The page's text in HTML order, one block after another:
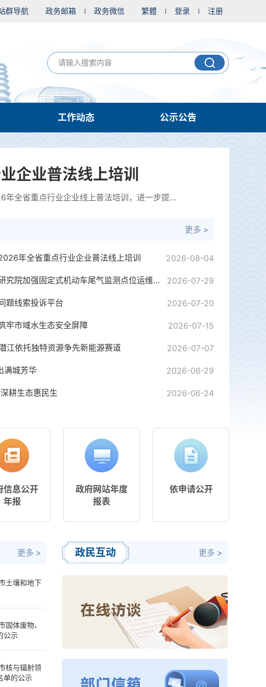
群导航 政务邮箱 政务微信 繁體 登录 注册
工作动态 公示公告
企业普法线上培训
7月30日至31日，潜江市生态环境局组织全市环境监管重点单位，参加2026年全省重点行业企业线上普法培训，进一步提升企业...
湖北省生态环
更多 >
年全省重点行业企业普法线上培训 2026-08-04
潜江市环境科学研究院加强固定式机动车尾气监测点位运维保障 2026-07-29
题线索投诉平台 2026-07-20
牢市域水生态安全屏障 2026-07-15
江依托独特资源争先新能源赛道 2026-07-07
满城芳华 2026-06-29
耕生态惠民生 2026-06-24
信息公开
年报
政府网站年度
报表
依申请公开
更多 >
固体废物、
公示
核与辐射领
单的公示
政民互动 更多 >